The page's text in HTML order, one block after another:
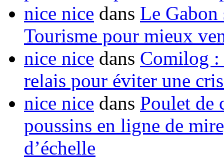
nice nice dans Le Gabon
Tourisme pour mieux
nice nice dans Comilog :
relais pour éviter une
nice nice dans Poulet de
poussins en ligne de
d’échelle